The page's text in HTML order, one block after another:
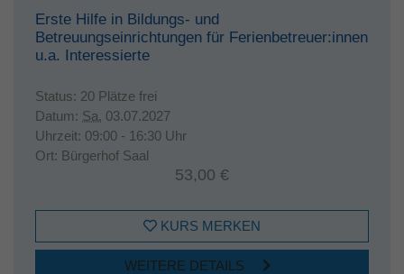
Erste Hilfe in Bildungs- und
Betreuungseinrichtungen für Ferienbetreuer:innen
u.a. Interessierte
Status: 20 Plätze frei
Datum: Sa. 03.07.2027
Uhrzeit: 09:00 - 16:30 Uhr
Ort: Bürgerhof Saal
53,00 €
KURS MERKEN
WEITERE DETAILS